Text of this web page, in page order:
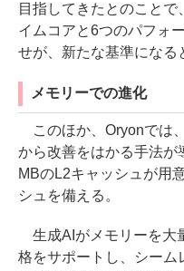
目指してきたとのこと
イムコアと6つのパフォ
せが、新たな基準になる
メモリーでの進化
このほか、Oryonでは
から改善をはかる手法が
MBのL2キャッシュが用
シュを備える。
生成AIがメモリーを大
格をサポートし、シーム